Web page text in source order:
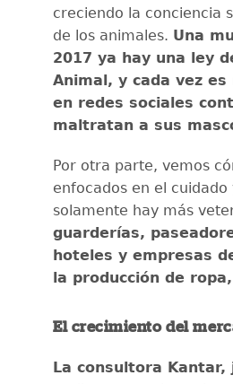
creciendo la conciencia
de los animales. Una
2017 ya hay una ley
Animal, y cada vez
en redes sociales
maltratan a sus
Por otra parte, vemos
enfocados en el
solamente hay más
guarderías,
hoteles y empresas
la producción de
El crecimiento del
La consultora Kantar,